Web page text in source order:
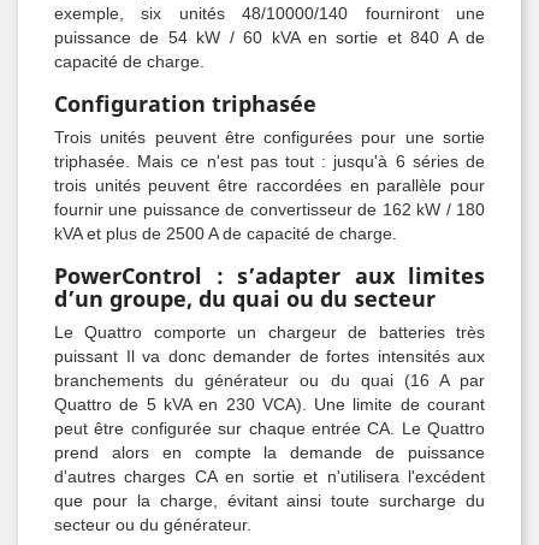
exemple, six unités 48/10000/140 fourniront une
puissance de 54 kW / 60 kVA en sortie et 840 A de
capacité de charge.
Configuration triphasée
Trois unités peuvent être configurées pour une sortie
triphasée. Mais ce n'est pas tout : jusqu'à 6 séries de
trois unités peuvent être raccordées en parallèle pour
fournir une puissance de convertisseur de 162 kW / 180
kVA et plus de 2500 A de capacité de charge.
PowerControl : s’adapter aux limites
d’un groupe, du quai ou du secteur
Le Quattro comporte un chargeur de batteries très
puissant Il va donc demander de fortes intensités aux
branchements du générateur ou du quai (16 A par
Quattro de 5 kVA en 230 VCA). Une limite de courant
peut être configurée sur chaque entrée CA. Le Quattro
prend alors en compte la demande de puissance
d'autres charges CA en sortie et n'utilisera l'excédent
que pour la charge, évitant ainsi toute surcharge du
secteur ou du générateur.